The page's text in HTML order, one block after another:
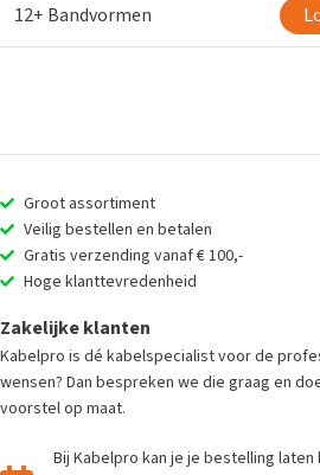
12+ Bandvormen
Groot assortiment
Veilig bestellen en betalen
Gratis verzending vanaf € 100,-
Hoge klanttevredenheid
Zakelijke klanten
Kabelpro is dé kabelspecialist voor de
wensen? Dan bespreken we die graag en
voorstel op maat.
Bij Kabelpro kan je je bestelling